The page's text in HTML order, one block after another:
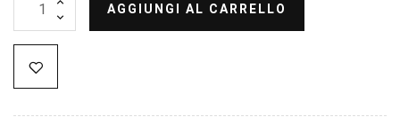
AGGIUNGI AL CARRELLO